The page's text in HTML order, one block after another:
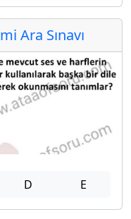
Ara Sınavı
D E